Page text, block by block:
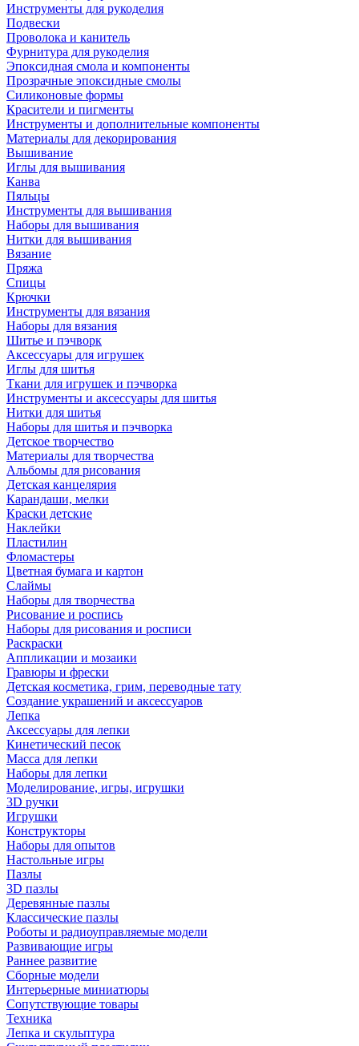
Инструменты для рукоделия
Подвески
Проволока и канитель
Фурнитура для рукоделия
Эпоксидная смола и компоненты
Прозрачные эпоксидные смолы
Силиконовые формы
Красители и пигменты
Инструменты и дополнительные компоненты
Материалы для декорирования
Вышивание
Иглы для вышивания
Канва
Пяльцы
Инструменты для вышивания
Наборы для вышивания
Нитки для вышивания
Вязание
Пряжа
Спицы
Крючки
Инструменты для вязания
Наборы для вязания
Шитье и пэчворк
Аксессуары для игрушек
Иглы для шитья
Ткани для игрушек и пэчворка
Инструменты и аксессуары для шитья
Нитки для шитья
Наборы для шитья и пэчворка
Детское творчество
Материалы для творчества
Альбомы для рисования
Детская канцелярия
Карандаши, мелки
Краски детские
Наклейки
Пластилин
Фломастеры
Цветная бумага и картон
Слаймы
Наборы для творчества
Рисование и роспись
Наборы для рисования и росписи
Раскраски
Аппликации и мозаики
Гравюры и фрески
Детская косметика, грим, переводные тату
Создание украшений и аксессуаров
Лепка
Аксессуары для лепки
Кинетический песок
Масса для лепки
Наборы для лепки
Моделирование, игры, игрушки
3D ручки
Игрушки
Конструкторы
Наборы для опытов
Настольные игры
Пазлы
3D пазлы
Деревянные пазлы
Классические пазлы
Роботы и радиоуправляемые модели
Развивающие игры
Раннее развитие
Сборные модели
Интерьерные миниатюры
Сопутствующие товары
Техника
Лепка и скульптура